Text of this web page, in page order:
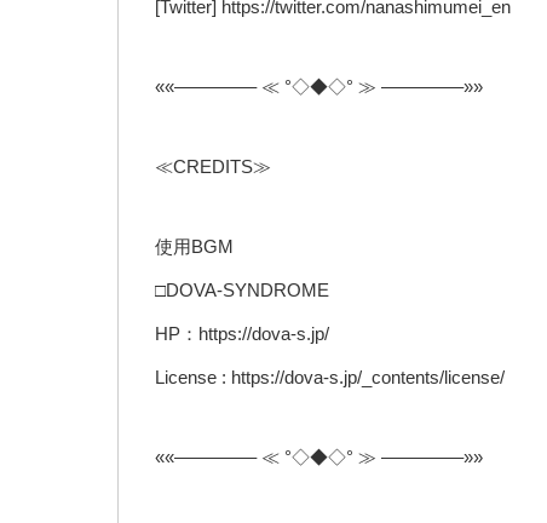
[Twitter] https://twitter.com/nanashimumei_en
««————– ≪ °◇◆◇° ≫ ————–»»
≪CREDITS≫
使用BGM
□DOVA-SYNDROME
HP：https://dova-s.jp/
License : https://dova-s.jp/_contents/license/
««————– ≪ °◇◆◇° ≫ ————–»»